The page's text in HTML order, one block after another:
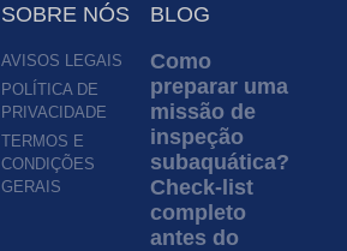
SOBRE NÓS
AVISOS LEGAIS
POLÍTICA DE
PRIVACIDADE
TERMOS E
CONDIÇÕES
GERAIS
BLOG
Como
preparar uma
missão de
inspeção
subaquática?
Check-list
completo
antes do